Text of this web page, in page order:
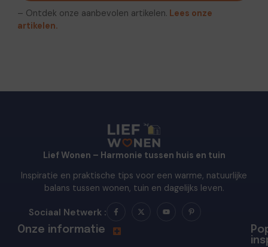
– Ontdek onze aanbevolen artikelen. Lees onze
artikelen.
Lief Wonen – Harmonie tussen huis en tuin
Inspiratie en praktische tips voor een warme, natuurlijke
balans tussen wonen, tuin en dagelijks leven.
Sociaal Netwerk :
Onze informatie